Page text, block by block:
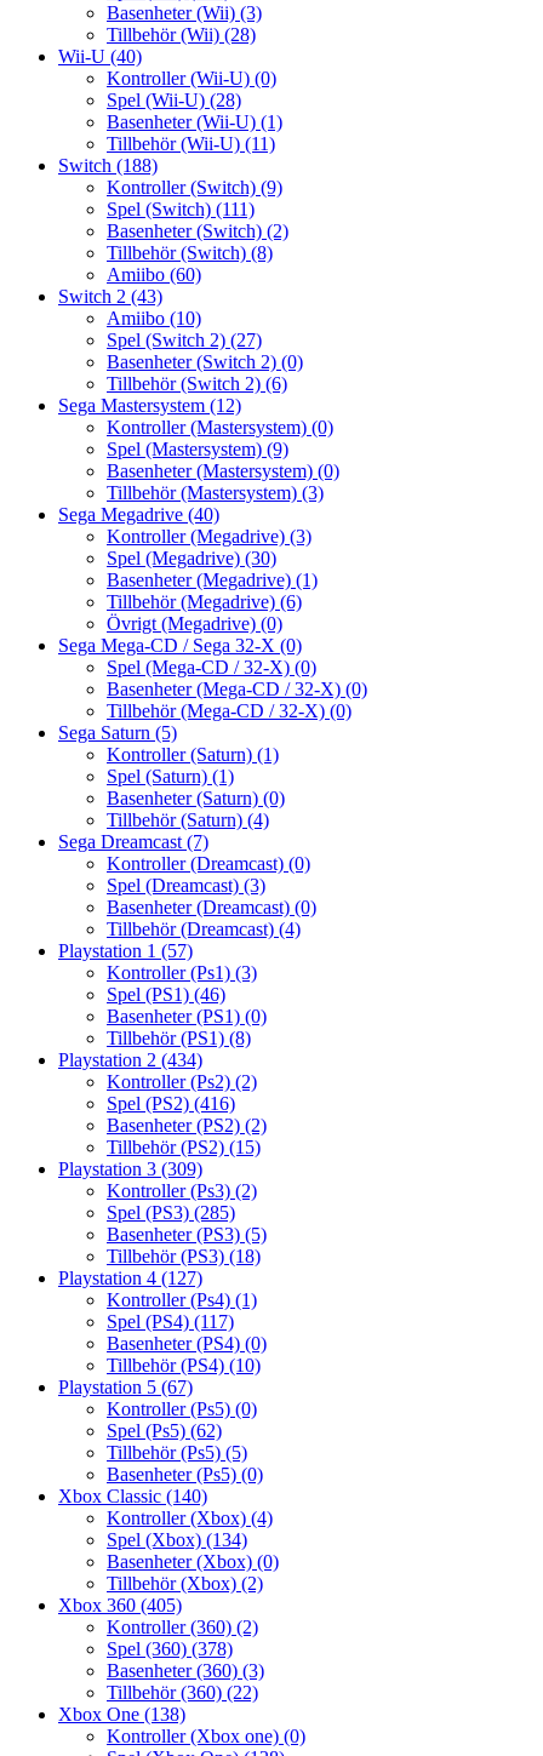
Basenheter (Wii) (3)
Tillbehör (Wii) (28)
Wii-U (40)
Kontroller (Wii-U) (0)
Spel (Wii-U) (28)
Basenheter (Wii-U) (1)
Tillbehör (Wii-U) (11)
Switch (188)
Kontroller (Switch) (9)
Spel (Switch) (111)
Basenheter (Switch) (2)
Tillbehör (Switch) (8)
Amiibo (60)
Switch 2 (43)
Amiibo (10)
Spel (Switch 2) (27)
Basenheter (Switch 2) (0)
Tillbehör (Switch 2) (6)
Sega Mastersystem (12)
Kontroller (Mastersystem) (0)
Spel (Mastersystem) (9)
Basenheter (Mastersystem) (0)
Tillbehör (Mastersystem) (3)
Sega Megadrive (40)
Kontroller (Megadrive) (3)
Spel (Megadrive) (30)
Basenheter (Megadrive) (1)
Tillbehör (Megadrive) (6)
Övrigt (Megadrive) (0)
Sega Mega-CD / Sega 32-X (0)
Spel (Mega-CD / 32-X) (0)
Basenheter (Mega-CD / 32-X) (0)
Tillbehör (Mega-CD / 32-X) (0)
Sega Saturn (5)
Kontroller (Saturn) (1)
Spel (Saturn) (1)
Basenheter (Saturn) (0)
Tillbehör (Saturn) (4)
Sega Dreamcast (7)
Kontroller (Dreamcast) (0)
Spel (Dreamcast) (3)
Basenheter (Dreamcast) (0)
Tillbehör (Dreamcast) (4)
Playstation 1 (57)
Kontroller (Ps1) (3)
Spel (PS1) (46)
Basenheter (PS1) (0)
Tillbehör (PS1) (8)
Playstation 2 (434)
Kontroller (Ps2) (2)
Spel (PS2) (416)
Basenheter (PS2) (2)
Tillbehör (PS2) (15)
Playstation 3 (309)
Kontroller (Ps3) (2)
Spel (PS3) (285)
Basenheter (PS3) (5)
Tillbehör (PS3) (18)
Playstation 4 (127)
Kontroller (Ps4) (1)
Spel (PS4) (117)
Basenheter (PS4) (0)
Tillbehör (PS4) (10)
Playstation 5 (67)
Kontroller (Ps5) (0)
Spel (Ps5) (62)
Tillbehör (Ps5) (5)
Basenheter (Ps5) (0)
Xbox Classic (140)
Kontroller (Xbox) (4)
Spel (Xbox) (134)
Basenheter (Xbox) (0)
Tillbehör (Xbox) (2)
Xbox 360 (405)
Kontroller (360) (2)
Spel (360) (378)
Basenheter (360) (3)
Tillbehör (360) (22)
Xbox One (138)
Kontroller (Xbox one) (0)